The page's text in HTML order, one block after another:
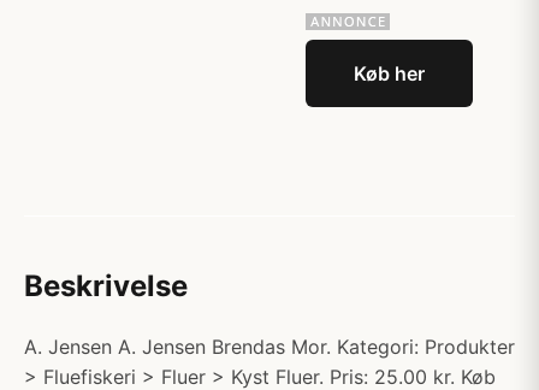
Køb her
Beskrivelse
A. Jensen A. Jensen Brendas Mor. Kategori: Produkter
> Fluefiskeri > Fluer > Kyst Fluer. Pris: 25.00 kr. Køb